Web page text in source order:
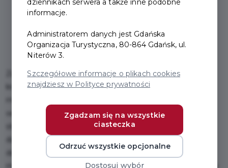
Zamek w Sztumie powstał w końcu XIV w. jako siedziba
krzyżackiego wójta oraz rezydencja myśliwska wielkich
większą część swojej historii był siedzibą polskich
starostów. W czasach pruskich został zdewastowany i w
dużej części rozebrany i przebudowany. Zachował jednak
do dziś charakter zamkowy, dzięki pełnemu obwodowi
murów. Od 2018 r. mieści oddział Muzeum Zamkowego w
informacje.
Administratorem danych jest Gdańska
Organizacja Turystyczna, 80-864 Gdańsk, ul.
Niterów 3.
Szczegółowe informacje o plikach cookies
znajdziesz w Polityce prywatności
Zgadzam się na wszystkie
ciasteczka
Odrzuć wszystkie opcjonalne
Dostosuj wybór